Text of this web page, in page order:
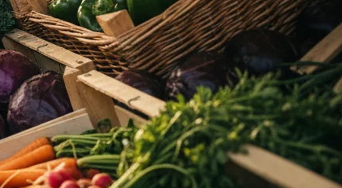
Symbolbild · KI-generiert
Status heute
Heute geschlossen